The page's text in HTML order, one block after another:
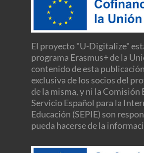
El proyecto "U-Digitalize"
programa Erasmus+ de la
contenido de esta
exclusiva de los socios del
de la misma, y ni la Comisión
Servicio Español para la
Educación (SEPIE) son
pueda hacerse de la